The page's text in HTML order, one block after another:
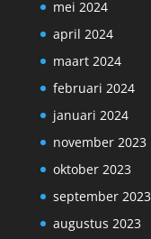
mei 2024
april 2024
maart 2024
februari 2024
januari 2024
november 2023
oktober 2023
september 2023
augustus 2023